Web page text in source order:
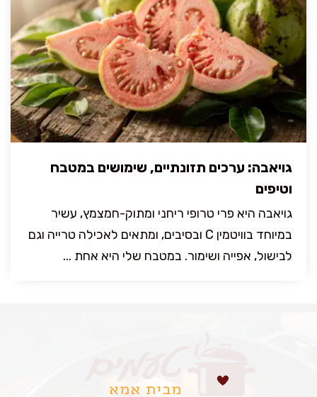
גויאבה: ערכים תזונתיים, שימושים במטבח
וטיפים
גויאבה היא פרי טרופי ריחני ומתוק-חמצמץ, עשיר
במיוחד בוויטמין C ובסיבים, ומתאים לאכילה טרייה וגם
לבישול, אפייה ושימור. במטבח שלי היא אחת ...